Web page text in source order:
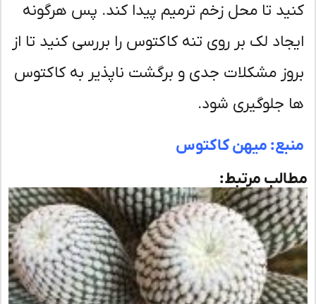
تا محل زخم ترمیم پیدا کند. پس هرگونه
لک بر روی تنه کاکتوس را بررسی کنید تا از
مشکلات جدی و برگشت ناپذیر به کاکتوس
جلوگیری شود.
میهن کاکتوس
مرتبط: